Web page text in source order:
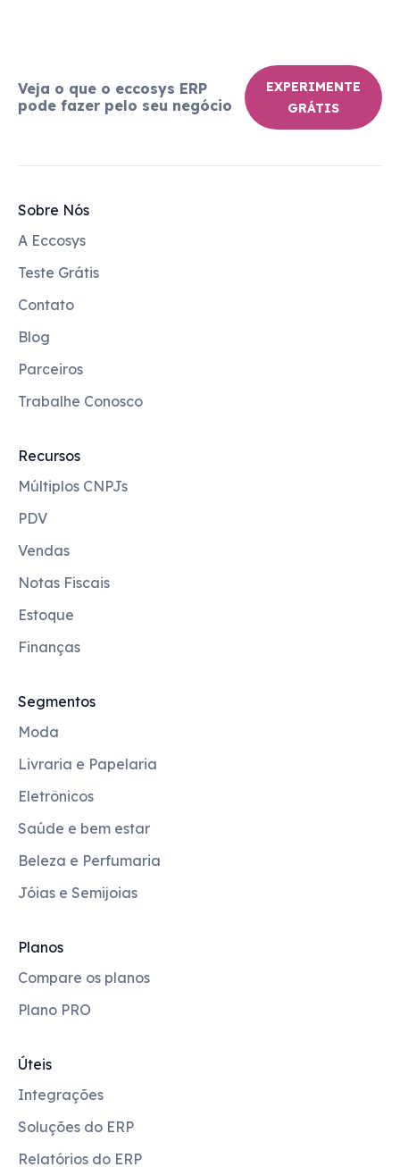
Veja o que o eccosys ERP
pode fazer pelo seu negócio
EXPERIMENTE
GRÁTIS
Sobre Nós
A Eccosys
Teste Grátis
Contato
Blog
Parceiros
Trabalhe Conosco
Recursos
Múltiplos CNPJs
PDV
Vendas
Notas Fiscais
Estoque
Finanças
Segmentos
Moda
Livraria e Papelaria
Eletrônicos
Saúde e bem estar
Beleza e Perfumaria
Jóias e Semijoias
Planos
Compare os planos
Plano PRO
Úteis
Integrações
Soluções do ERP
Relatórios do ERP